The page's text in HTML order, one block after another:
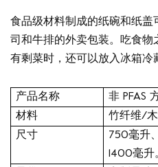
食品级材料制成的纸碗和纸
司和牛排的外卖包装。吃食
有剩菜时，还可以放入冰箱冷
产品名称
非 PFAS
材料
竹纤维/
尺寸
750毫升
1400毫升